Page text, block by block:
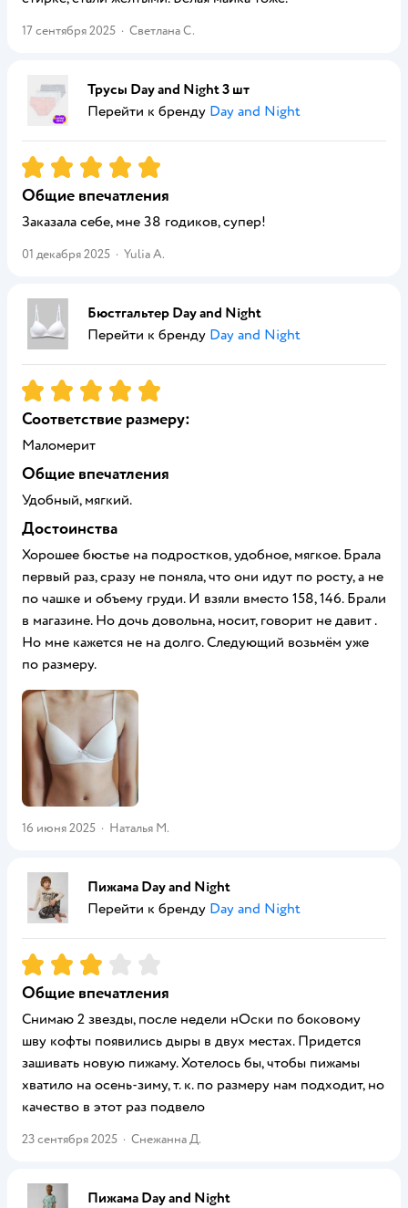
17 сентября 2025 · Светлана С.
Трусы Day and Night 3 шт
Перейти к бренду Day and Night
Рейтинг:5
Общие впечатления
Заказала себе, мне 38 годиков, супер!
01 декабря 2025 · Yulia A.
Бюстгальтер Day and Night
Перейти к бренду Day and Night
Рейтинг:5
Соответствие размеру:
Маломерит
Общие впечатления
Удобный, мягкий.
Достоинства
Хорошее бюстье на подростков, удобное, мягкое. Брала
первый раз, сразу не поняла, что они идут по росту, а не
по чашке и объему груди. И взяли вместо 158, 146. Брали
в магазине. Но дочь довольна, носит, говорит не давит .
Но мне кажется не на долго. Следующий возьмём уже
по размеру.
16 июня 2025 · Наталья М.
Пижама Day and Night
Перейти к бренду Day and Night
Рейтинг:3
Общие впечатления
Снимаю 2 звезды, после недели нОски по боковому
шву кофты появились дыры в двух местах. Придется
зашивать новую пижаму. Хотелось бы, чтобы пижамы
хватило на осень-зиму, т. к. по размеру нам подходит, но
качество в этот раз подвело
23 сентября 2025 · Снежанна Д.
Пижама Day and Night